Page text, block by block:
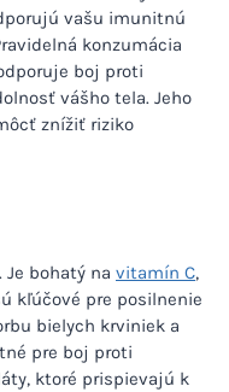
vašu imunitnú
konzumácia
boj proti
vášho tela. Jeho
znížiť riziko
bohatý na vitamín C,
kľúčové pre posilnenie
bielych krviniek a
pre boj proti
ktoré prispievajú k